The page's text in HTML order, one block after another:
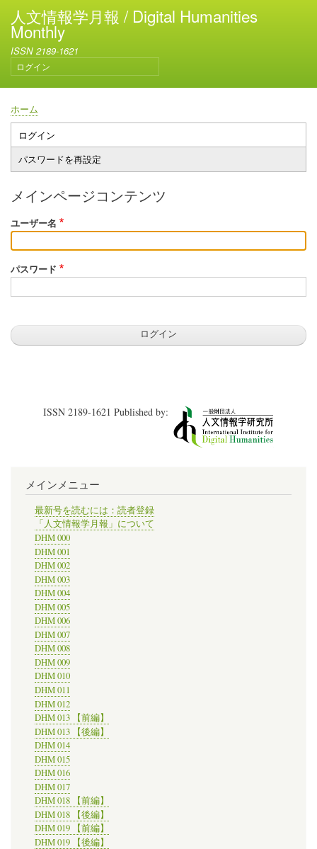
メ
イ
コ
テ
移
人文情報学月報 / Digital Humanities
Monthly
ISSN 2189-1621
ユ
ー
ザ
ー
ア
カ
ウ
ン
ト
メ
ュ
ー
ログイン
パ
ン
く
ず
ホーム
プ
ラ
マ
リ
ー
タ
ログイン
パスワードを再設定
メインページコンテンツ
ユーザー名
パスワード
ISSN 2189-1621 Published by:
メインメニュー
最新号を読むには：読者登録
「人文情報学月報」について
DHM 000
DHM 001
DHM 002
DHM 003
DHM 004
DHM 005
DHM 006
DHM 007
DHM 008
DHM 009
DHM 010
DHM 011
DHM 012
DHM 013 【前編】
DHM 013 【後編】
DHM 014
DHM 015
DHM 016
DHM 017
DHM 018 【前編】
DHM 018 【後編】
DHM 019 【前編】
DHM 019 【後編】